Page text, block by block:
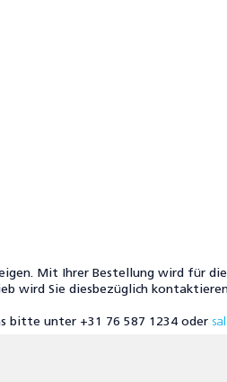
Mit Ihrer Bestellung wird für
wird Sie diesbezüglich
bitte unter +31 76 587 1234 oder